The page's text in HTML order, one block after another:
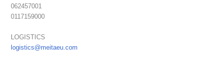
062457001
0117159000
LOGISTICS
logistics@meitaeu.com